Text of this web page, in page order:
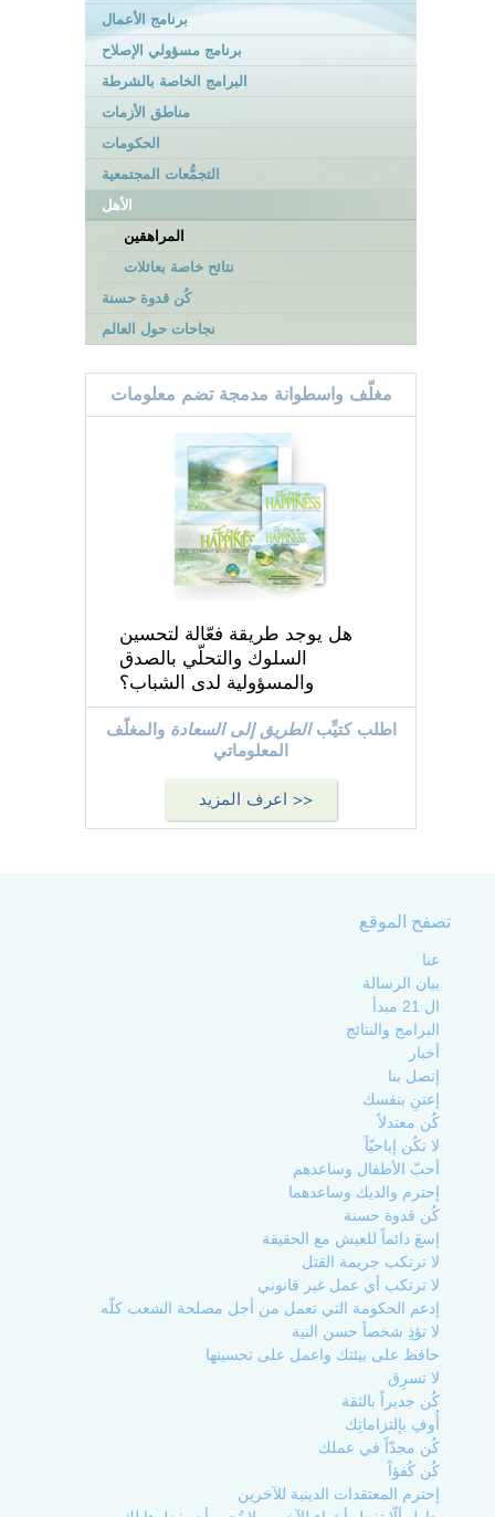
برنامج الأعمال
برنامج مسؤولي الإصلاح
البرامج الخاصة بالشرطة
مناطق الأزمات
الحكومات
التجمُّعات المجتمعية
الأهل
المراهقين
نتائح خاصة بعائلات
كُن قدوة حسنة
نجاحات حول العالم
مغلّف واسطوانة مدمجة تضم معلومات
هل يوجد طريقة فعّالة لتحسين
السلوك والتحلّي بالصدق
والمسؤولية لدى الشباب؟
اطلب كتيِّبالطريق إلى السعادة والمغلّف
المعلوماتي
اعرف المزيد >>
تصفح الموقع
عنا
بيان الرسالة
ال 21 مبدأ
البرامج والنتائج
أخبار
إتصل بنا
إعتنِ بنفسك
كُن معتدلاً
لا تكُن إباحيّاً
أحبّ الأطفال وساعدهم
إحترم والديك وساعدهما
كُن قدوة حسنة
إسعَ دائماً للعيش مع الحقيقة
لا ترتكب جريمة القتل
لا ترتكب أي عمل غير قانوني
إدعم الحكومة التي تعمل من أجل مصلحة الشعب كلّه
لا تؤذِ شخصاً حسن النية
حافظ على بيئتك واعمل على تحسينها
لا تسرِق
كُن جديراً بالثقة
أُوفِ بإلتزاماتِك
كُن مجدّاً في عملك
كُن كُفؤاً
إحترم المعتقدات الدينية للآخرين